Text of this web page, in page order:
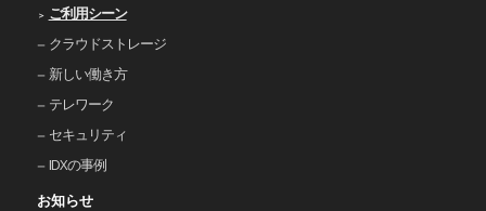
ご利⽤シーン
クラウドストレージ
新しい働き⽅
テレワーク
セキュリティ
IDXの事例
お知らせ